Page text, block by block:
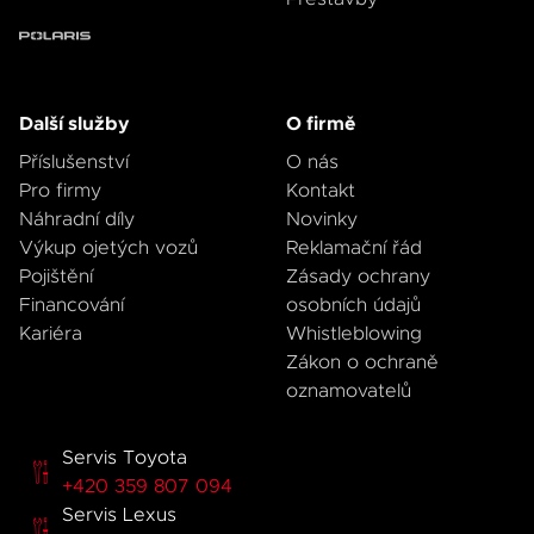
Další služby
Příslušenství
Pro firmy
Náhradní díly
Výkup ojetých vozů
Pojištění
Financování
Kariéra
O firmě
O nás
Kontakt
Novinky
Reklamační řád
Zásady ochrany
osobních údajů
Whistleblowing
Zákon o ochraně
oznamovatelů
Servis Toyota
+420 359 807 094
Servis Lexus